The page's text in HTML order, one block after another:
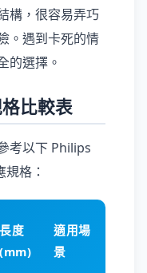
構，很容易弄巧
。遇到卡死的情
的選擇。
比較表
考以下 Philips
格：
長度
(mm)
適用場
景